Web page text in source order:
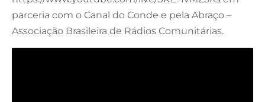
parceria com o Canal do Conde e pela Abraço –
Associação Brasileira de Rádios Comunitárias.